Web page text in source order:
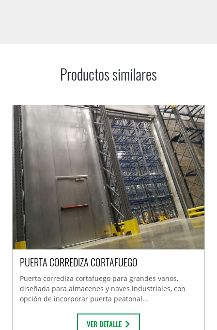
Productos similares
PUERTA CORREDIZA CORTAFUEGO
Puerta corrediza cortafuego para grandes vanos,
diseñada para almacenes y naves industriales, con
opción de incorporar puerta peatonal...
VER DETALLE